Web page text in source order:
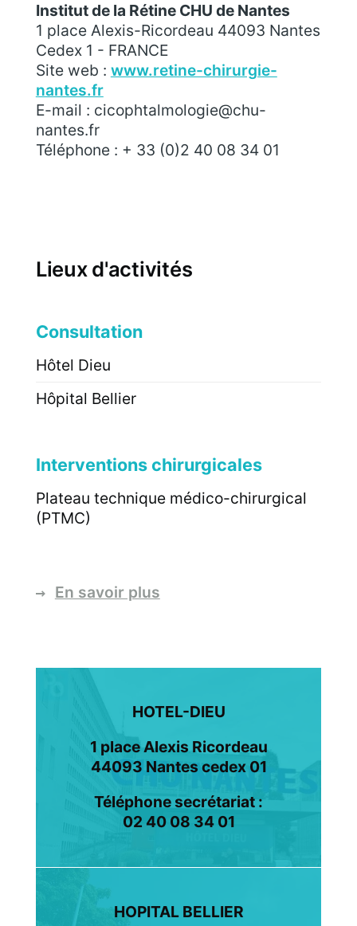
Institut de la Rétine CHU de Nantes
1 place Alexis-Ricordeau 44093 Nantes
Cedex 1 - FRANCE
Site web : www.retine-chirurgie-
nantes.fr
E-mail : cicophtalmologie@chu-
nantes.fr
Téléphone : + 33 (0)2 40 08 34 01
Lieux d'activités
Consultation
Hôtel Dieu
Hôpital Bellier
Interventions chirurgicales
Plateau technique médico-chirurgical
(PTMC)
En savoir plus
HOTEL-DIEU
1 place Alexis Ricordeau
44093 Nantes cedex 01
Téléphone secrétariat :
02 40 08 34 01
HOPITAL BELLIER